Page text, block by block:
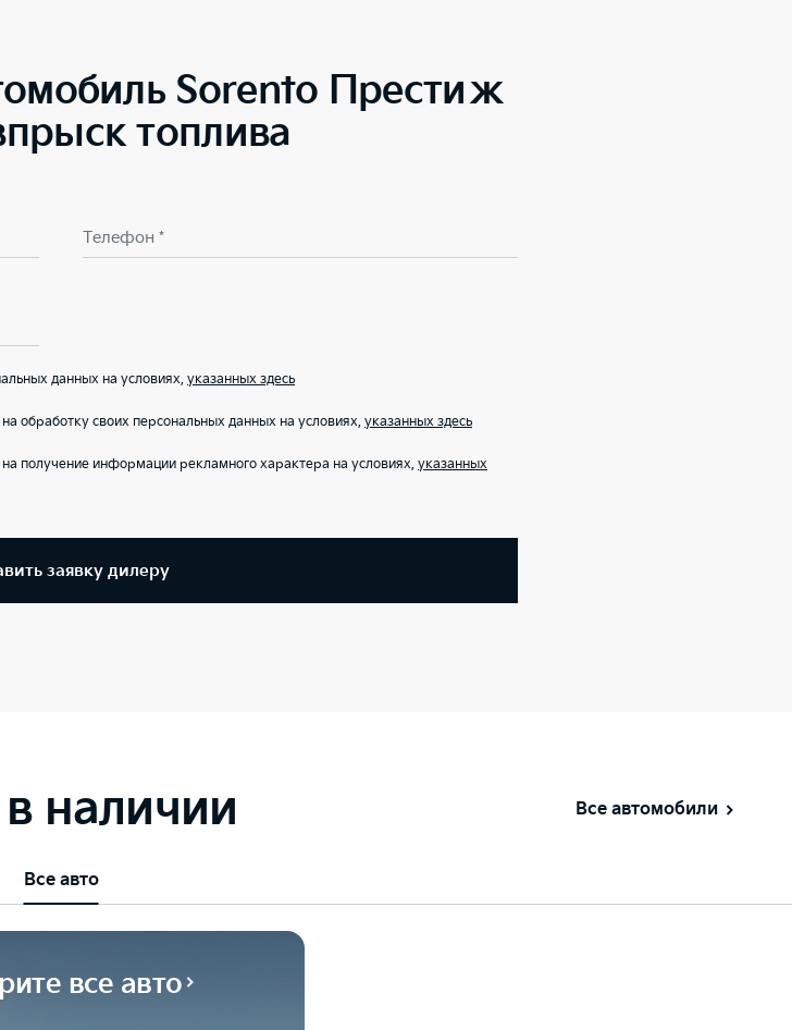
Sorento Престиж
топлива
Телефон *
данных на условиях,указанных здесь
своих персональных данных на условиях, указанных здесь
получение информации рекламного характера на условиях, указанных
заявку дилеру
наличии Все автомобили
Все авто
все авто